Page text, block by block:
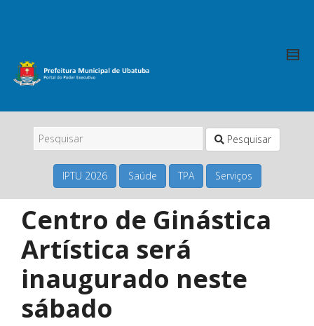
Pesquisar
IPTU 2026 Saúde TPA Serviços
Centro de Ginástica
Artística será
inaugurado neste
sábado